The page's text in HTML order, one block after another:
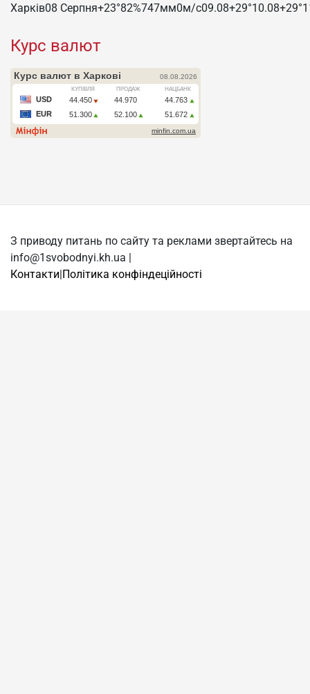
Харків08 Серпня+23°82%747мм0м/c09.08+29°10.08+29°
Курс валют
З приводу питань по сайту та реклами звертайтесь на
info@1svobodnyi.kh.ua |
Контакти|Політика конфіндеційності